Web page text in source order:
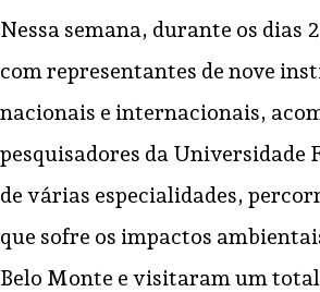
Nessa semana, durante os dias
com representantes de nove
nacionais e internacionais,
pesquisadores da Universidade
de várias especialidades,
que sofre os impactos
Belo Monte e visitaram um total